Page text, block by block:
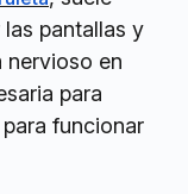
pantallas y
nervioso en
para
funcionar